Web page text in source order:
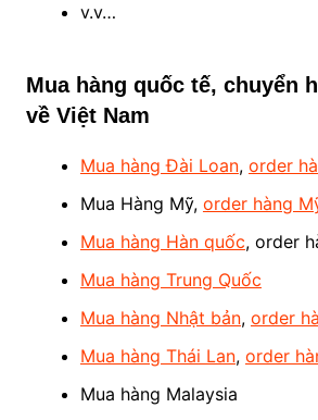
v.v…
Mua hàng quốc tế, chuyển
về Việt Nam
Mua hàng Đài Loan, order
Mua Hàng Mỹ, order hàng
Mua hàng Hàn quốc, order
Mua hàng Trung Quốc
Mua hàng Nhật bản, order
Mua hàng Thái Lan, order
Mua hàng Malaysia